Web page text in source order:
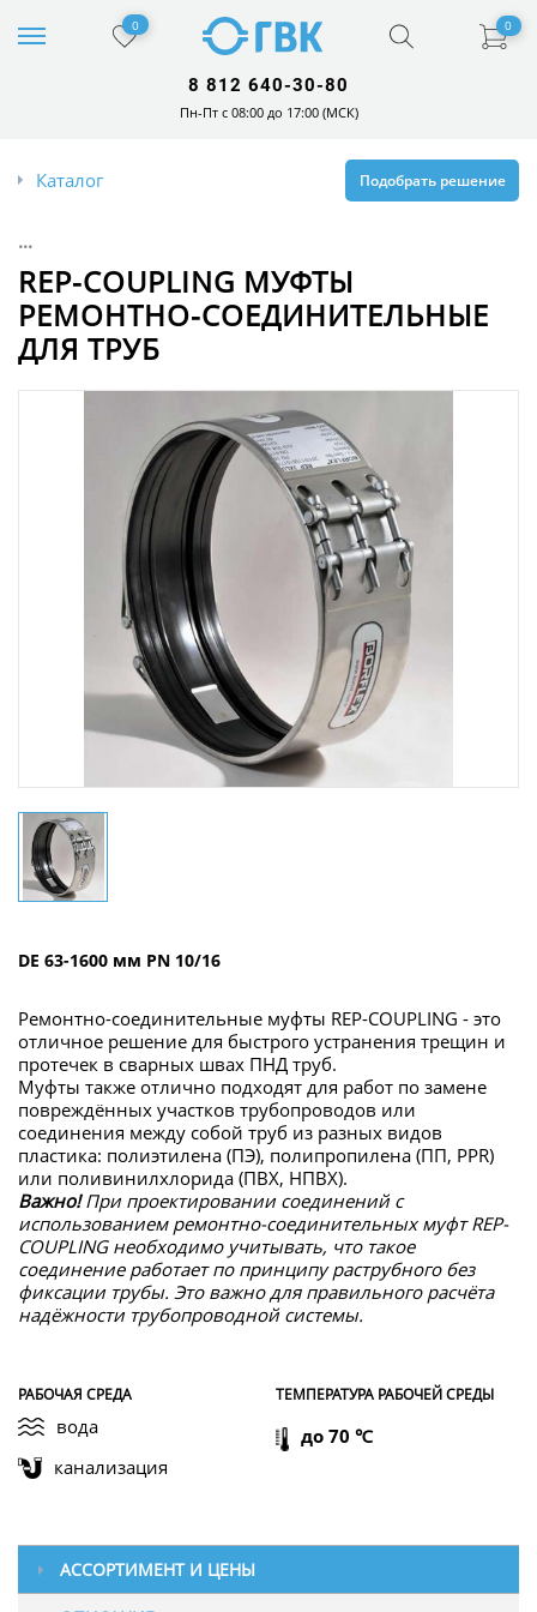
0 0
8 812 640-30-80
Пн-Пт с 08:00 до 17:00 (МСК)
Каталог Подобрать решение
...
REP-COUPLING МУФТЫ
РЕМОНТНО-СОЕДИНИТЕЛЬНЫЕ
ДЛЯ ТРУБ
DE 63-1600 мм PN 10/16
Ремонтно-соединительные муфты REP-COUPLING - это
отличное решение для быстрого устранения трещин и
протечек в сварных швах ПНД труб.
Муфты также отлично подходят для работ по замене
повреждённых участков трубопроводов или
соединения между собой труб из разных видов
пластика: полиэтилена (ПЭ), полипропилена (ПП, PPR)
или поливинилхлорида (ПВХ, НПВХ).
Важно!При проектировании соединений с
использованием ремонтно-соединительных муфт REP-
COUPLING необходимо учитывать, что такое
соединение работает по принципу раструбного без
фиксации трубы. Это важно для правильного расчёта
надёжности трубопроводной системы.
РАБОЧАЯ СРЕДА
вода
канализация
ТЕМПЕРАТУРА РАБОЧЕЙ СРЕДЫ
до 70 ℃
АССОРТИМЕНТ И ЦЕНЫ